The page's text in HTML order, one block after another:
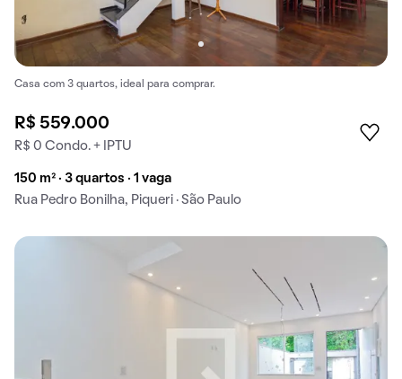
Casa com 3 quartos, ideal para comprar.
R$ 559.000
R$ 0 Condo. + IPTU
150 m² · 3 quartos · 1 vaga
Rua Pedro Bonilha, Piqueri · São Paulo